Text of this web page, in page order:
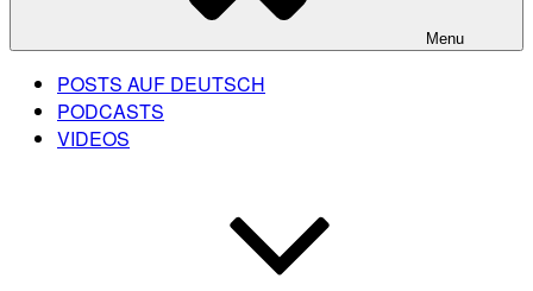
Menu
POSTS AUF DEUTSCH
PODCASTS
VIDEOS